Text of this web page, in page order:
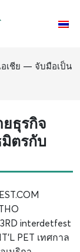
อเชีย — จับมือเป็น
ธุรกิจ
ตรกับ